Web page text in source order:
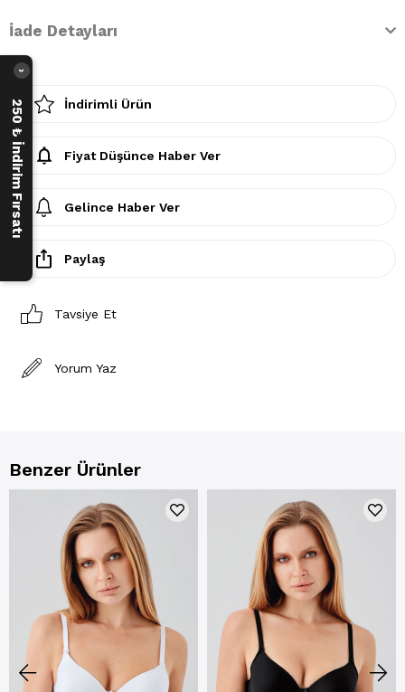
İade Detayları
İndirimli Ürün
Fiyat Düşünce Haber Ver
Gelince Haber Ver
Paylaş
Tavsiye Et
Yorum Yaz
Benzer Ürünler
250 ₺ İndirim Fırsatı
›